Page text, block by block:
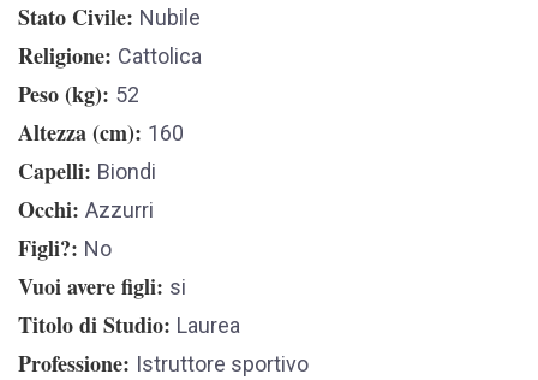
Stato Civile Nubile
Religione Cattolica
Peso (kg) 52
Altezza (cm) 160
Capelli Biondi
Occhi Azzurri
Figli? No
Vuoi avere figli si
Titolo di Studio Laurea
Professione Istruttore sportivo